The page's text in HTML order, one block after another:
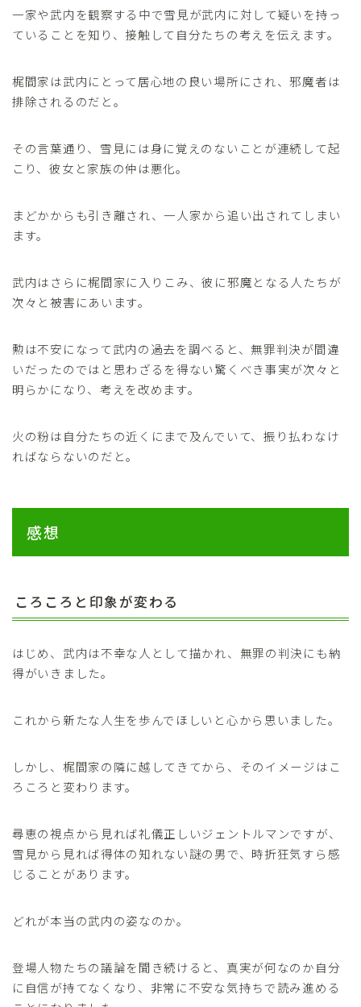
一家や武内を観察する中で雪見が武内に対して疑いを持っ
ていることを知り、接触して自分たちの考えを伝えます。
梶間家は武内にとって居心地の良い場所にされ、邪魔者は
排除されるのだと。
その言葉通り、雪見には身に覚えのないことが連続して起
こり、彼女と家族の仲は悪化。
まどかからも引き離され、一人家から追い出されてしまい
ます。
武内はさらに梶間家に入りこみ、彼に邪魔となる人たちが
次々と被害にあいます。
勲は不安になって武内の過去を調べると、無罪判決が間違
いだったのではと思わざるを得ない驚くべき事実が次々と
明らかになり、考えを改めます。
火の粉は自分たちの近くにまで及んでいて、振り払わなけ
ればならないのだと。
感想
ころころと印象が変わる
はじめ、武内は不幸な人として描かれ、無罪の判決にも納
得がいきました。
これから新たな人生を歩んでほしいと心から思いました。
しかし、梶間家の隣に越してきてから、そのイメージはこ
ろころと変わります。
尋恵の視点から見れば礼儀正しいジェントルマンですが、
雪見から見れば得体の知れない謎の男で、時折狂気すら感
じることがあります。
どれが本当の武内の姿なのか。
登場人物たちの議論を聞き続けると、真実が何なのか自分
に自信が持てなくなり、非常に不安な気持ちで読み進める